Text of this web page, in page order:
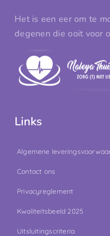
Het is een eer om te
degenen die ooit voor
Links
Algemene
Contact ons
Privacyreglement
Kwaliteitsbeeld 2025
Uitsluitingscriteria